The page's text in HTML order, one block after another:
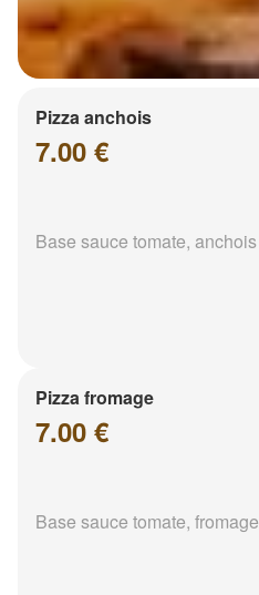
Pizza anchois
7.00 €
Base sauce tomate, anchois
Pizza fromage
7.00 €
Base sauce tomate, fromage